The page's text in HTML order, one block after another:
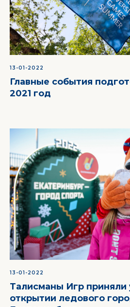
13-01-2022
Главные события
2021 год
13-01-2022
Талисманы Игр приняли
открытии ледового